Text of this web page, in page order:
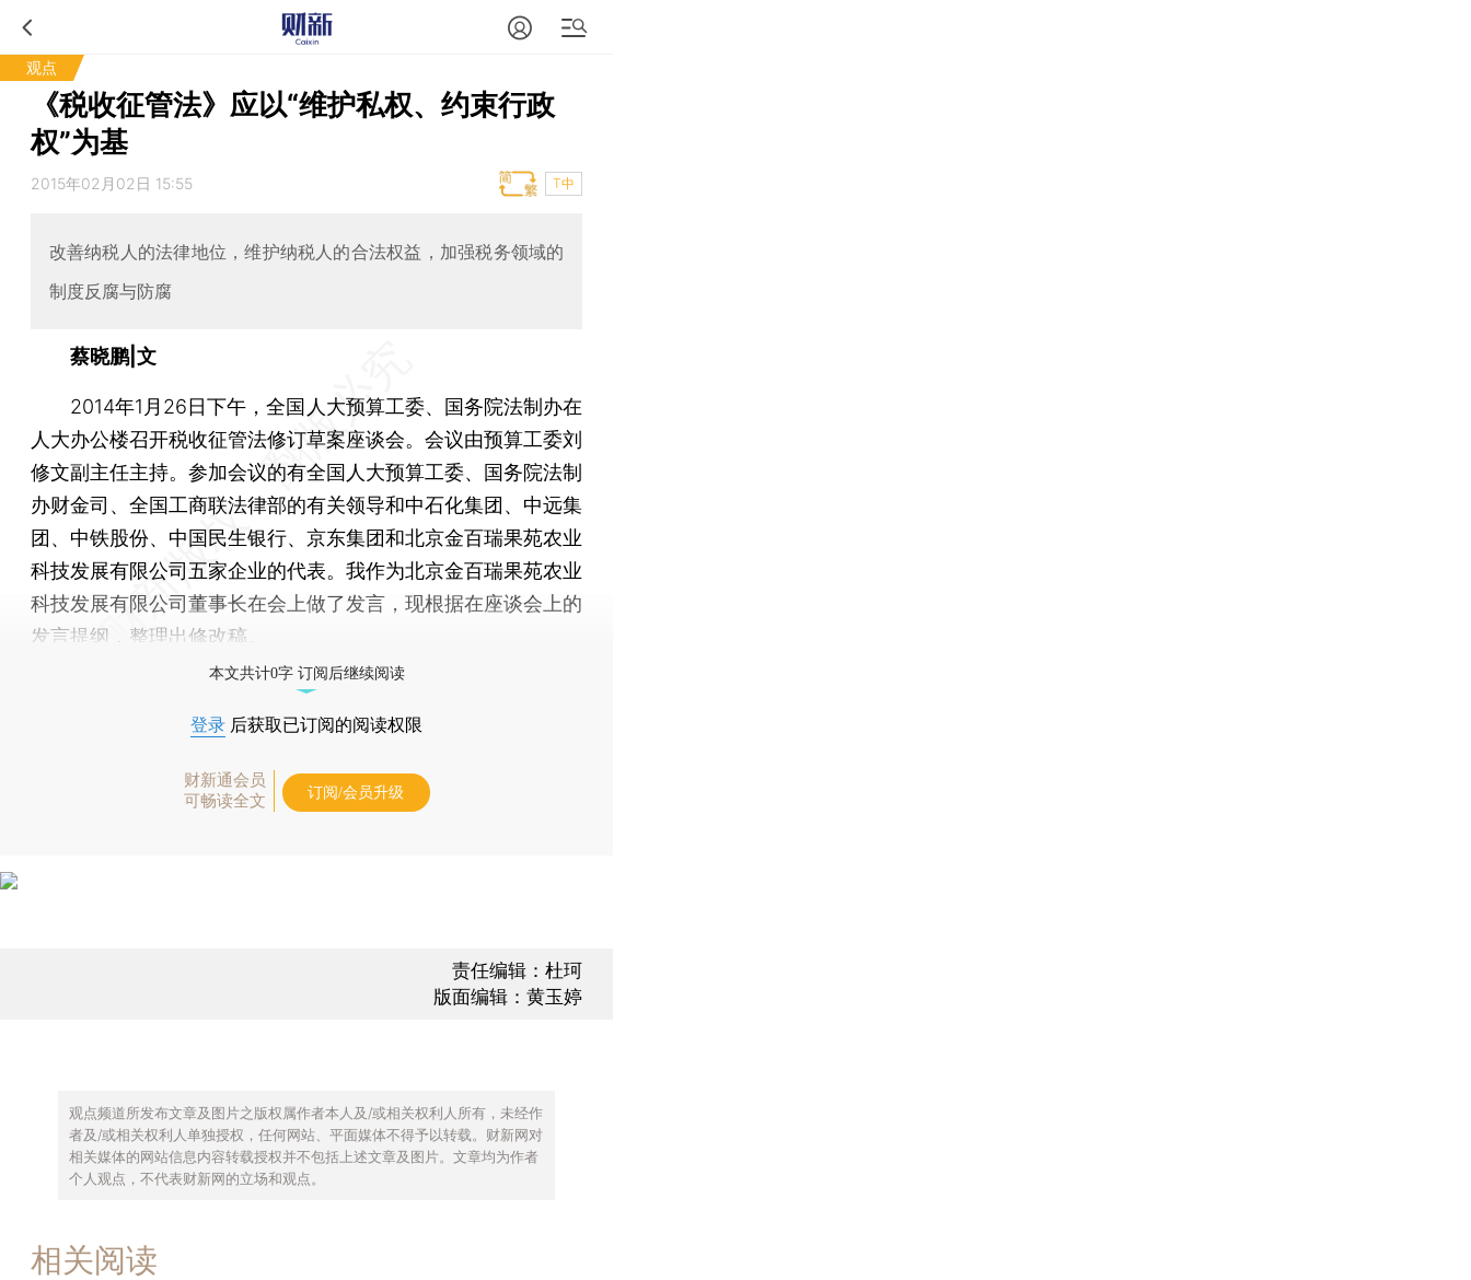
观点
《税收征管法》应以“维护私权、约束行政
权”为基
2015年02月02日 15:55 T中
改善纳税人的法律地位，维护纳税人的合法权益，加强税务领域的
制度反腐与防腐
蔡晓鹏|文
2014年1月26日下午，全国人大预算工委、国务院法制办在
人大办公楼召开税收征管法修订草案座谈会。会议由预算工委刘
修文副主任主持。参加会议的有全国人大预算工委、国务院法制
办财金司、全国工商联法律部的有关领导和中石化集团、中远集
团、中铁股份、中国民生银行、京东集团和北京金百瑞果苑农业
科技发展有限公司五家企业的代表。我作为北京金百瑞果苑农业
科技发展有限公司董事长在会上做了发言，现根据在座谈会上的
发言提纲，整理出修改稿。
本文共计0字 订阅后继续阅读
登录 后获取已订阅的阅读权限
财新通会员
可畅读全文
订阅/会员升级
责任编辑：杜珂
版面编辑：黄玉婷
观点频道所发布文章及图片之版权属作者本人及/或相关权利人所有，未经作
者及/或相关权利人单独授权，任何网站、平面媒体不得予以转载。财新网对
相关媒体的网站信息内容转载授权并不包括上述文章及图片。文章均为作者
个人观点，不代表财新网的立场和观点。
相关阅读